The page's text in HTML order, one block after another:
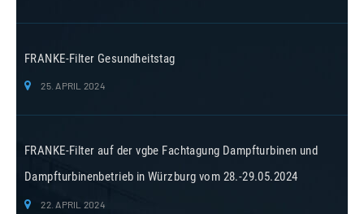
FRANKE-Filter Gesundheitstag
25. APRIL 2024
FRANKE-Filter auf der vgbe Fachtagung Dampfturbinen und
Dampfturbinenbetrieb in Würzburg vom 28.-29.05.2024
22. APRIL 2024